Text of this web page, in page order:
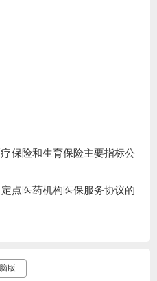
保险和生育保险主要指标公
点医药机构医保服务协议的
版